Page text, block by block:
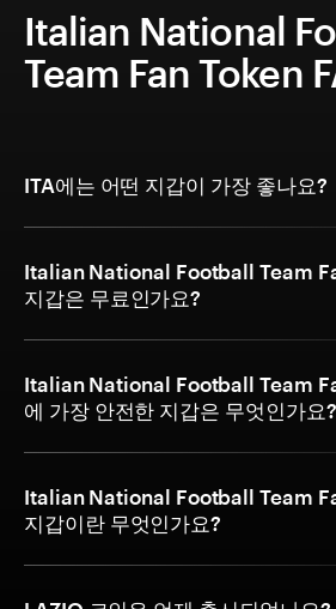
Italian National
Team Fan Token
ITA에는 어떤 지갑이 가장 좋나요?
Italian National Football Team
지갑은 무료인가요?
Italian National Football Team
에 가장 안전한 지갑은 무엇인가요?
Italian National Football Team
지갑이란 무엇인가요?